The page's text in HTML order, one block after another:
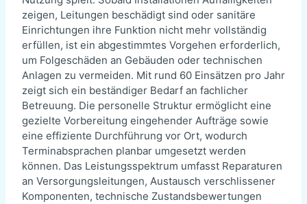
zeigen, Leitungen beschädigt sind oder sanitäre
Einrichtungen ihre Funktion nicht mehr vollständig
erfüllen, ist ein abgestimmtes Vorgehen erforderlich,
um Folgeschäden an Gebäuden oder technischen
Anlagen zu vermeiden. Mit rund 60 Einsätzen pro Jahr
zeigt sich ein beständiger Bedarf an fachlicher
Betreuung. Die personelle Struktur ermöglicht eine
gezielte Vorbereitung eingehender Aufträge sowie
eine effiziente Durchführung vor Ort, wodurch
Terminabsprachen planbar umgesetzt werden
können. Das Leistungsspektrum umfasst Reparaturen
an Versorgungsleitungen, Austausch verschlissener
Komponenten, technische Zustandsbewertungen